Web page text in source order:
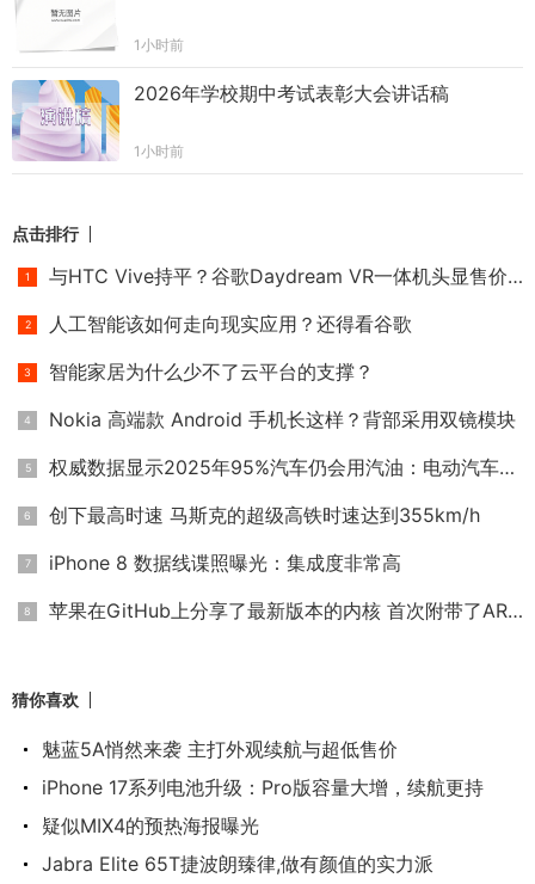
1小时前
2026年学校期中考试表彰大会讲话稿
1小时前
点击排行
与HTC Vive持平？谷歌Daydream VR一体机头显售价或高达6000元
人工智能该如何走向现实应用？还得看谷歌
智能家居为什么少不了云平台的支撑？
Nokia 高端款 Android 手机长这样？背部采用双镜模块
权威数据显示2025年95%汽车仍会用汽油：电动汽车靠边
创下最高时速 马斯克的超级高铁时速达到355km/h
iPhone 8 数据线谍照曝光：集成度非常高
苹果在GitHub上分享了最新版本的内核 首次附带了ARM版本
猜你喜欢
魅蓝5A悄然来袭 主打外观续航与超低售价
iPhone 17系列电池升级：Pro版容量大增，续航更持
疑似MIX4的预热海报曝光
Jabra Elite 65T捷波朗臻律,做有颜值的实力派